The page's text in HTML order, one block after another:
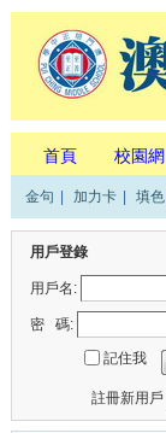
首頁 校園網
金句 加力卡 填色
用戶登錄
用戶名:
密 碼:
記住我
註冊新用戶